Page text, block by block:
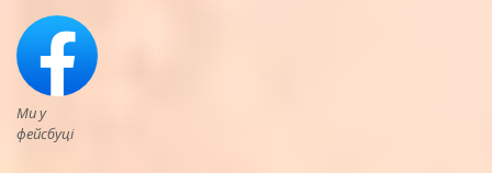
Ми у
фейсбуці